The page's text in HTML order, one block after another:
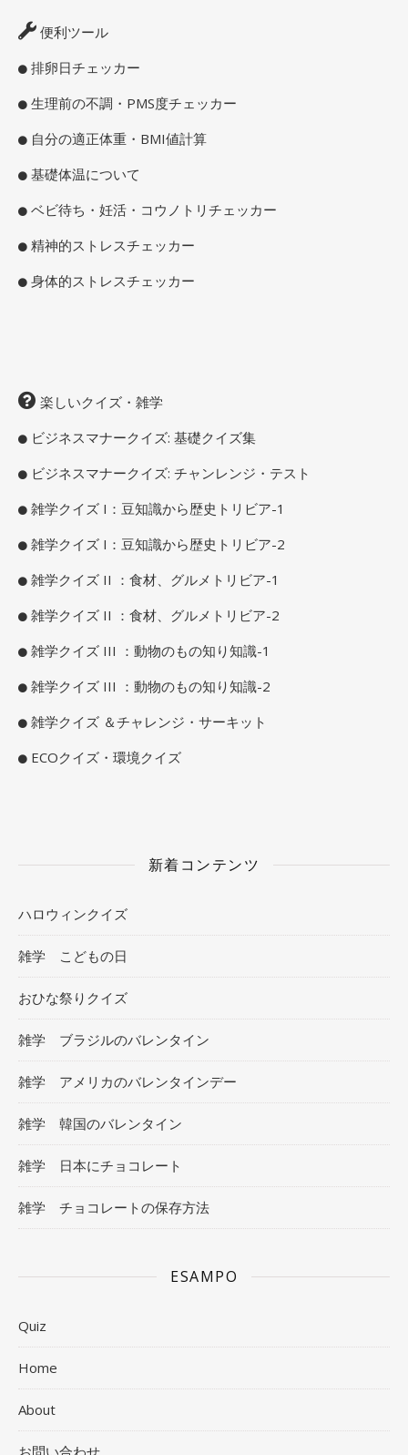
便利ツール
排卵日チェッカー
生理前の不調・PMS度チェッカー
自分の適正体重・BMI値計算
基礎体温について
ベビ待ち・妊活・コウノトリチェッカー
精神的ストレスチェッカー
身体的ストレスチェッカー
楽しいクイズ・雑学
ビジネスマナークイズ: 基礎クイズ集
ビジネスマナークイズ: チャンレンジ・テスト
雑学クイズ I：豆知識から歴史トリビア-1
雑学クイズ I：豆知識から歴史トリビア-2
雑学クイズ II ：食材、グルメトリビア-1
雑学クイズ II ：食材、グルメトリビア-2
雑学クイズ III ：動物のもの知り知識-1
雑学クイズ III ：動物のもの知り知識-2
雑学クイズ ＆チャレンジ・サーキット
ECOクイズ・環境クイズ
新着コンテンツ
ハロウィンクイズ
雑学 こどもの日
おひな祭りクイズ
雑学 ブラジルのバレンタイン
雑学 アメリカのバレンタインデー
雑学 韓国のバレンタイン
雑学 日本にチョコレート
雑学 チョコレートの保存方法
ESAMPO
Quiz
Home
About
お問い合わせ